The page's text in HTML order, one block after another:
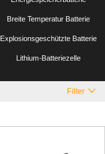
Breite Temperatur Batterie
Explosionsgeschützte Batterie
Lithium-Batteriezelle
Filter